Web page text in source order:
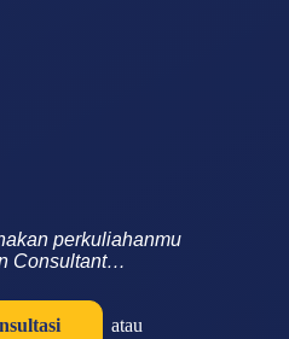
perkuliahanmu
Consultant…
atau